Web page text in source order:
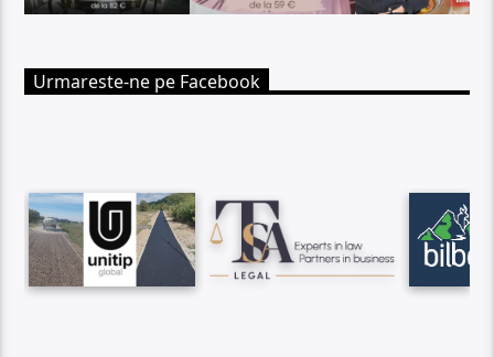
Urmareste-ne pe Facebook